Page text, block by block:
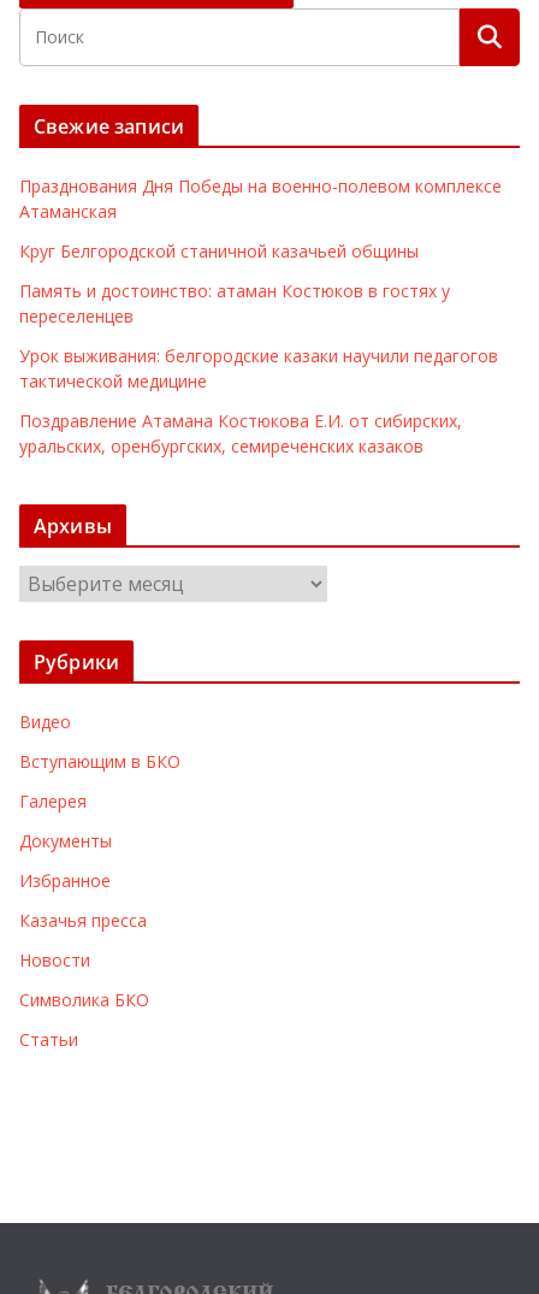
Свежие записи
Празднования Дня Победы на военно-полевом комплексе
Атаманская
Круг Белгородской станичной казачьей общины
Память и достоинство: атаман Костюков в гостях у
переселенцев
Урок выживания: белгородские казаки научили педагогов
тактической медицине
Поздравление Атамана Костюкова Е.И. от сибирских,
уральских, оренбургских, семиреченских казаков
Архивы
р
х
ы
Рубрики
Видео
Вступающим в БКО
Галерея
Документы
Избранное
Казачья пресса
Новости
Символика БКО
Статьи